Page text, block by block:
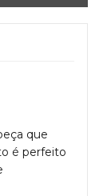
que
é perfeito